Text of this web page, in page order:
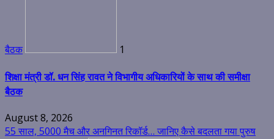
बैठक 1
शिक्षा मंत्री डॉ. धन सिंह रावत ने विभागीय अधिकारियों के साथ की समीक्षा
बैठक
August 8, 2026
55 साल, 5000 मैच और अनगिनत रिकॉर्ड… जानिए कैसे बदलता गया पुरुष